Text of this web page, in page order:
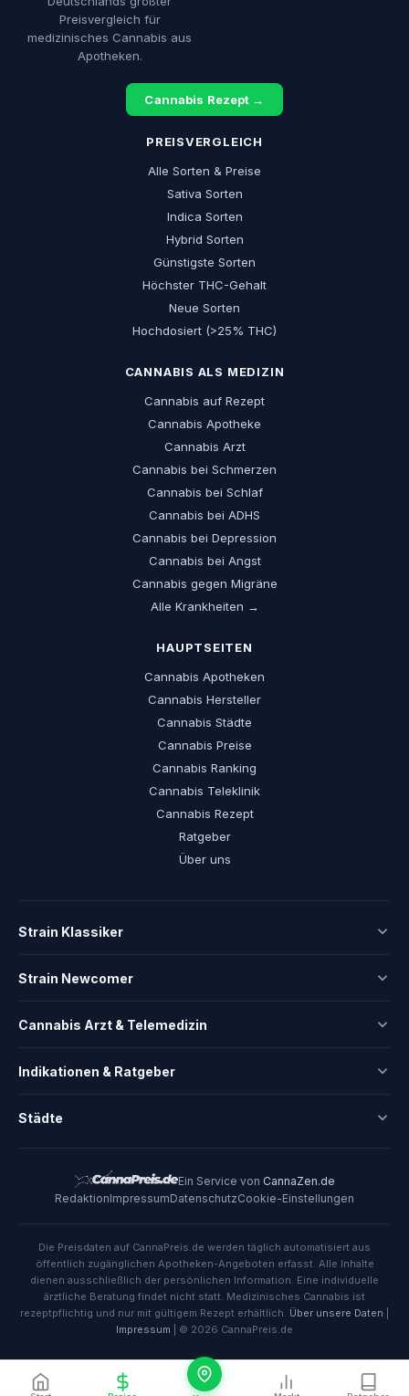
Preisvergleich für
medizinisches Cannabis aus
Apotheken.
Cannabis Rezept →
PREISVERGLEICH
Alle Sorten & Preise
Sativa Sorten
Indica Sorten
Hybrid Sorten
Günstigste Sorten
Höchster THC-Gehalt
Neue Sorten
Hochdosiert (>25% THC)
CANNABIS ALS MEDIZIN
Cannabis auf Rezept
Cannabis Apotheke
Cannabis Arzt
Cannabis bei Schmerzen
Cannabis bei Schlaf
Cannabis bei ADHS
Cannabis bei Depression
Cannabis bei Angst
Cannabis gegen Migräne
Alle Krankheiten →
HAUPTSEITEN
Cannabis Apotheken
Cannabis Hersteller
Cannabis Städte
Cannabis Preise
Cannabis Ranking
Cannabis Teleklinik
Cannabis Rezept
Ratgeber
Über uns
Strain Klassiker
Strain Newcomer
Cannabis Arzt & Telemedizin
Indikationen & Ratgeber
Städte
Ein Service von CannaZen.de
RedaktionImpressumDatenschutzCookie-Einstellungen
Die Preisdaten auf CannaPreis.de werden täglich automatisiert aus
öffentlich zugänglichen Apotheken-Angeboten erfasst. Alle Inhalte
dienen ausschließlich der persönlichen Information. Eine individuelle
ärztliche Beratung findet nicht statt. Medizinisches Cannabis ist
rezeptpflichtig und nur mit gültigem Rezept erhältlich. Über unsere Daten
Impressum | © 2026 CannaPreis.de